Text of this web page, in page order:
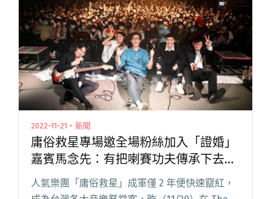
重新製作黑膠母帶，閱讀全文 "流氓阿德絕版回
歸作《無路用的咖小》復刻黑膠 15號生日當天發
行"
2022-11-21・新聞
庸俗救星專場邀全場粉絲加入「證婚」
嘉賓馬念先：有把喇賽功夫傳承下去，
我蠻欣慰的！
人氣樂團「庸俗救星」成軍僅 2 年便快速竄紅，